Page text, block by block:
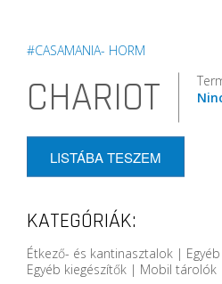
#CASAMANIA- HORM
CHARIOT
LISTÁBA TESZEM
KATEGÓRIÁK:
Étkező- és kantinasztalok |
Egyéb kiegészítők | Mobil tárolók